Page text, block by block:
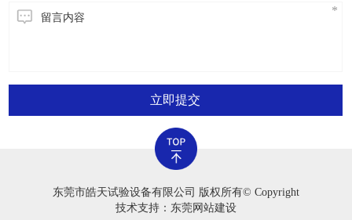
立即提交
东莞市皓天试验设备有限公司 版权所有© Copyright
技术支持：东莞网站建设